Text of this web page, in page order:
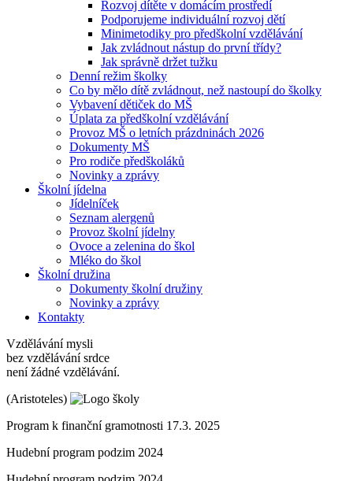
Rozvoj dítěte v domácím prostředí
Podporujeme individuální rozvoj dětí
Minimetodiky pro předškolní vzdělávání
Jak zvládnout nástup do první třídy?
Jak správně držet tužku
Denní režim školky
Co by mělo dítě zvládnout, než nastoupí do školky
Vybavení dětiček do MŠ
Úplata za předškolní vzdělávání
Provoz MŠ o letních prázdninách 2026
Dokumenty MŠ
Pro rodiče předškoláků
Novinky a zprávy
Školní jídelna
Jídelníček
Seznam alergenů
Provoz školní jídelny
Ovoce a zelenina do škol
Mléko do škol
Školní družina
Dokumenty školní družiny
Novinky a zprávy
Kontakty
Vzdělávání mysli
bez vzdělávání srdce
není žádné vzdělávání.
(Aristoteles)
Program k finanční gramotnosti 17.3. 2025
Hudební program podzim 2024